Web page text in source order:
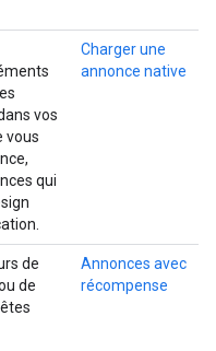
vos
vous
qui
Charger une
annonce native
de
de
Annonces avec
récompense